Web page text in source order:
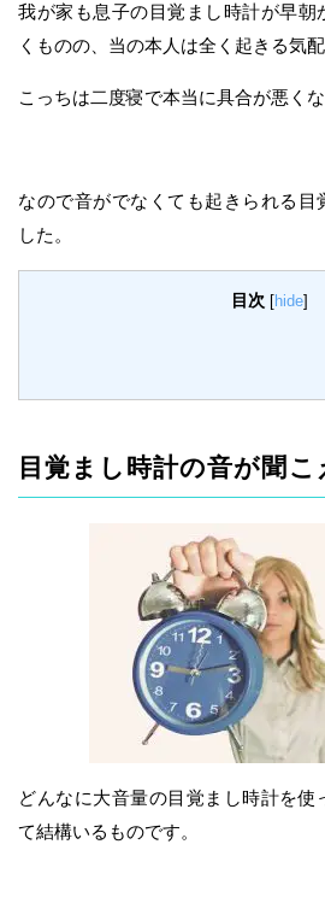
我が家も息子の目覚まし時計が早朝
くものの、当の本人は全く起きる気配
こっちは二度寝で本当に具合が悪くな
なので音がでなくても起きられる目
した。
目次 [hide]
目覚まし時計の音が聞こ
どんなに大音量の目覚まし時計を使
て結構いるものです。